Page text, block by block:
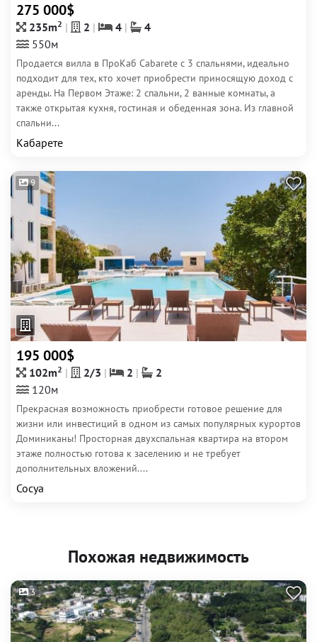
275 000$
235m2 2 4
4
550м
Продается вилла в ПроКаб Cabarete с 3 спальнями, идеально
подходит для тех, кто хочет приобрести приносящую доход с
аренды. На Первом Этаже: 2 спальни, 2 ванные комнаты, а
также открытая кухня, гостиная и обеденная зона. Из главной
спальни...
Кабарете
9
195 000$
102m2 2/3 2
2
120м
Прекрасная возможность приобрести готовое решение для
жизни или инвестиций в одном из самых популярных курортов
Доминиканы! Просторная двухспальная квартира на втором
этаже полностью готова к заселению и не требует
дополнительных вложений....
Сосуа
Похожая недвижимость
3